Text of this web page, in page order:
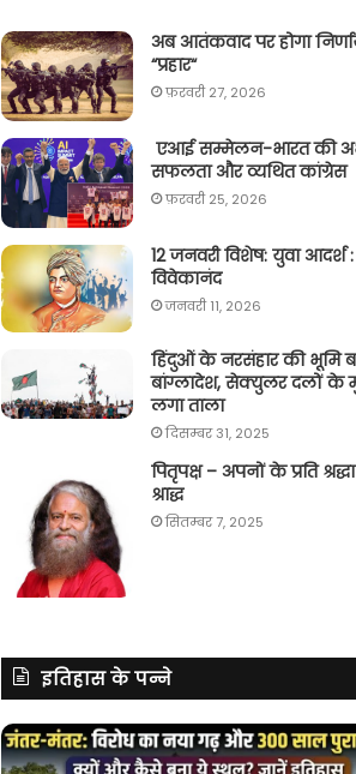
अब आतंकवाद पर होगा
“प्रहार“
फ़रवरी 27, 2026
एआई सम्मेलन-भारत की
सफलता और व्यथित कांग्रेस
फ़रवरी 25, 2026
12 जनवरी विशेष: युवा आदर्श :
विवेकानंद
जनवरी 11, 2026
हिंदुओं के नरसंहार की भूमि
बांग्लादेश, सेक्युलर दलों के
लगा ताला
दिसम्बर 31, 2025
पितृपक्ष – अपनों के प्रति
श्राद्ध
सितम्बर 7, 2025
इतिहास के पन्ने